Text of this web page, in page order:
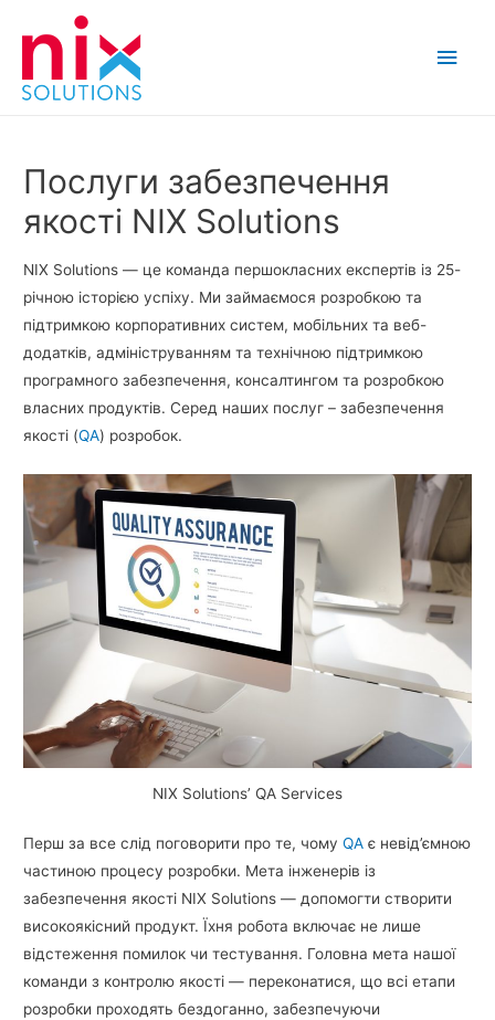
Main
Послуги забезпечення
якості NIX Solutions
NIX Solutions — це команда першокласних експертів із 25-
річною історією успіху. Ми займаємося розробкою та
підтримкою корпоративних систем, мобільних та веб-
додатків, адмініструванням та технічною підтримкою
програмного забезпечення, консалтингом та розробкою
власних продуктів. Серед наших послуг – забезпечення
якості (QA) розробок.
NIX Solutions’ QA Services
Перш за все слід поговорити про те, чомуQA є невід’ємною
частиною процесу розробки. Мета інженерів із
забезпечення якості NIX Solutions — допомогти створити
високоякісний продукт. Їхня робота включає не лише
відстеження помилок чи тестування. Головна мета нашої
команди з контролю якості — переконатися, що всі етапи
розробки проходять бездоганно, забезпечуючи